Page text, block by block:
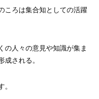
ころは集合知としての活躍
の人々の意見や知識が集ま
成される。